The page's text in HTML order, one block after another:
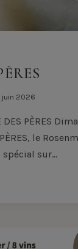
juin 2026
DES PÈRES
le
spécial sur…